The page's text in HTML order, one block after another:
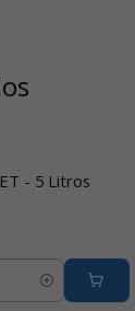
- 5 Litros